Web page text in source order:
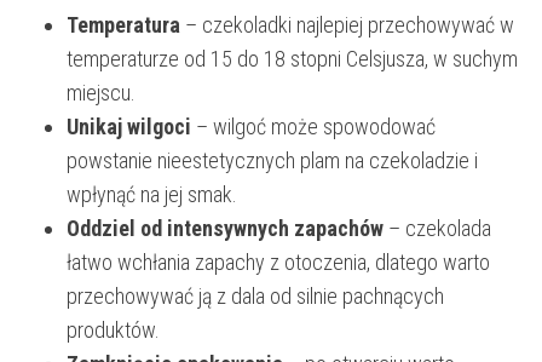
Temperatura – czekoladki najlepiej przechowywać w
temperaturze od 15 do 18 stopni Celsjusza, w suchym
miejscu.
Unikaj wilgoci – wilgoć może spowodować
powstanie nieestetycznych plam na czekoladzie i
wpłynąć na jej smak.
Oddziel od intensywnych zapachów – czekolada
łatwo wchłania zapachy z otoczenia, dlatego warto
przechowywać ją z dala od silnie pachnących
produktów.